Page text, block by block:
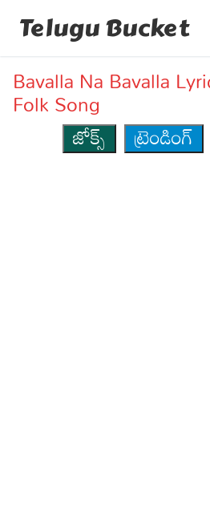
Telugu Bucket
Bavalla Na Bavalla
Folk Song
జోక్స్
ట్రెండింగ్